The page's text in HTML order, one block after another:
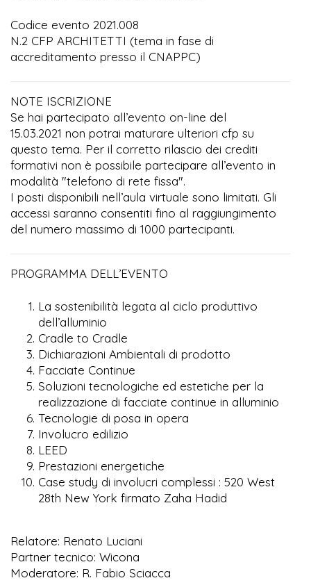
Codice evento 2021.008
N.2 CFP ARCHITETTI (tema in fase di
accreditamento presso il CNAPPC)
NOTE ISCRIZIONE
Se hai partecipato all’evento on-line del
15.03.2021 non potrai maturare ulteriori cfp su
questo tema. Per il corretto rilascio dei crediti
formativi non è possibile partecipare all’evento in
modalità "telefono di rete fissa".
I posti disponibili nell’aula virtuale sono limitati. Gli
accessi saranno consentiti fino al raggiungimento
del numero massimo di 1000 partecipanti.
PROGRAMMA DELL’EVENTO
La sostenibilità legata al ciclo produttivo
dell’alluminio
Cradle to Cradle
Dichiarazioni Ambientali di prodotto
Facciate Continue
Soluzioni tecnologiche ed estetiche per la
realizzazione di facciate continue in alluminio
Tecnologie di posa in opera
Involucro edilizio
LEED
Prestazioni energetiche
Case study di involucri complessi : 520 West
28th New York firmato Zaha Hadid
Relatore: Renato Luciani
Partner tecnico: Wicona
Moderatore: R. Fabio Sciacca